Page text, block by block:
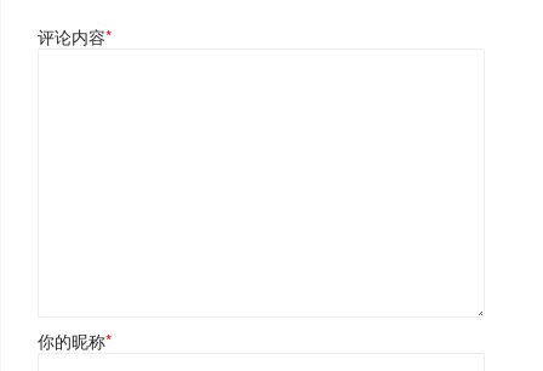
评论内容*
你的昵称*